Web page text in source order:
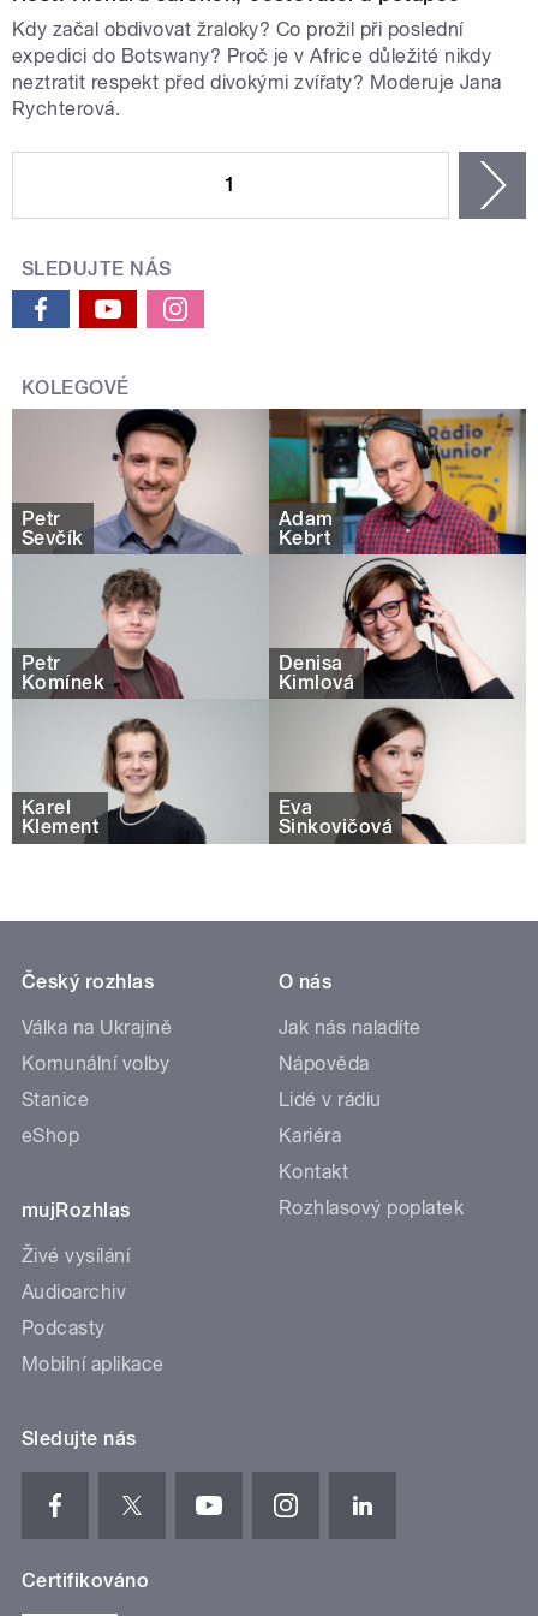
Kdy začal obdivovat žraloky? Co prožil při poslední
expedici do Botswany? Proč je v Africe důležité nikdy
neztratit respekt před divokými zvířaty? Moderuje Jana
Rychterová.
1
SLEDUJTE NÁS
KOLEGOVÉ
Petr
Ševčík
Adam
Kebrt
Petr
Komínek
Denisa
Kimlová
Karel
Klement
Eva
Sinkovičová
Český rozhlas
Válka na Ukrajině
Komunální volby
Stanice
eShop
mujRozhlas
Živé vysílání
Audioarchiv
Podcasty
Mobilní aplikace
O nás
Jak nás naladíte
Nápověda
Lidé v rádiu
Kariéra
Kontakt
Rozhlasový poplatek
Sledujte nás
Certifikováno